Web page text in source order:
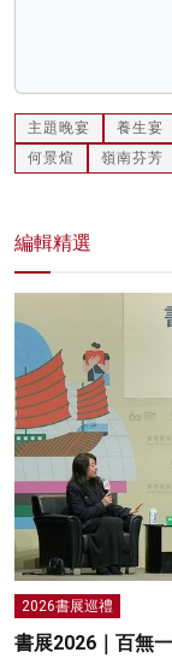
主題晚宴 養生宴
何景煊
嶺南芬芳
編輯精選
2026書展巡禮
書展2026｜百無